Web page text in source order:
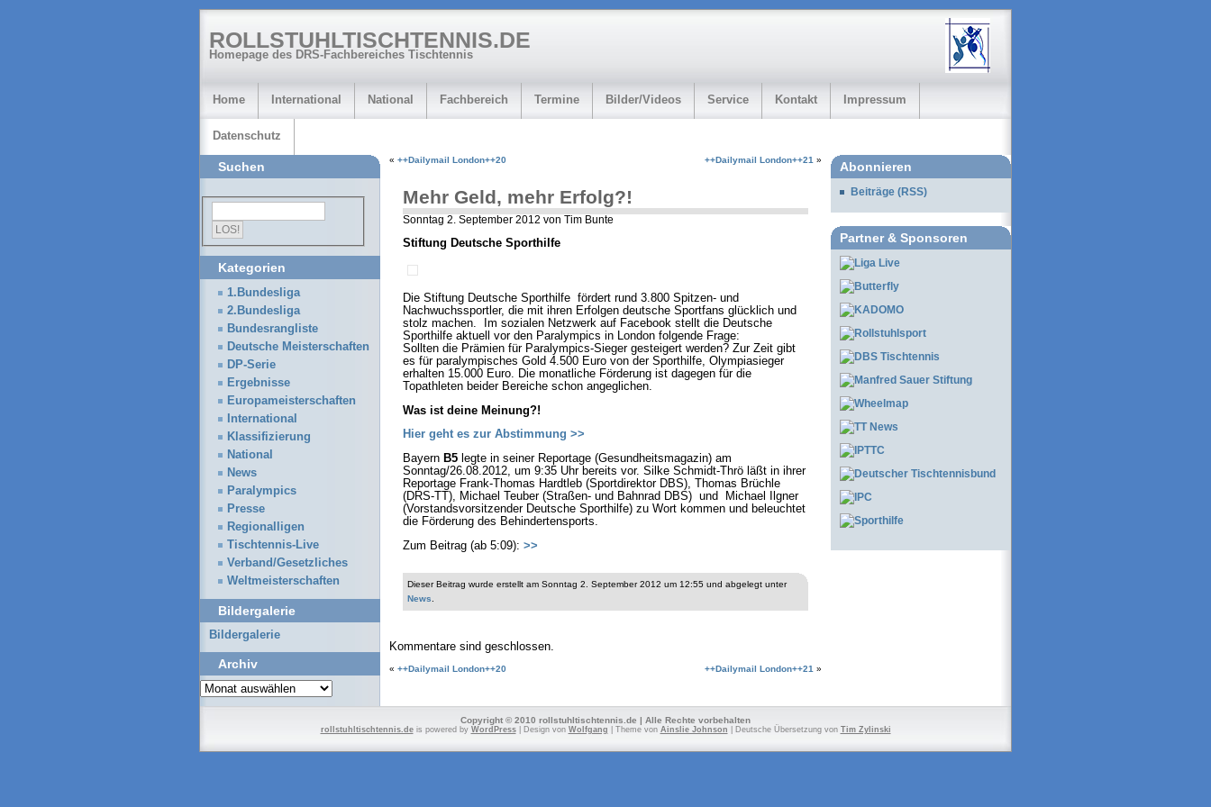
ROLLSTUHLTISCHTENNIS.DE
Homepage des DRS-Fachbereiches Tischtennis
Home International National Fachbereich Termine Bilder/Videos Service Kontakt Impressum
Datenschutz
« ++Dailymail London++20 ++Dailymail London++21 »
Mehr Geld, mehr Erfolg?!
Sonntag 2. September 2012 von Tim Bunte
Stiftung Deutsche Sporthilfe
Die Stiftung Deutsche Sporthilfe fördert rund 3.800 Spitzen- und
Nachwuchssportler, die mit ihren Erfolgen deutsche Sportfans glücklich und
stolz machen. Im sozialen Netzwerk auf Facebook stellt die Deutsche
Sporthilfe aktuell vor den Paralympics in London folgende Frage:
Sollten die Prämien für Paralympics-Sieger gesteigert werden? Zur Zeit gibt
es für paralympisches Gold 4.500 Euro von der Sporthilfe, Olympiasieger
erhalten 15.000 Euro. Die monatliche Förderung ist dagegen für die
Topathleten beider Bereiche schon angeglichen.
Was ist deine Meinung?!
Hier geht es zur Abstimmung >>
Bayern B5 legte in seiner Reportage (Gesundheitsmagazin) am
Sonntag/26.08.2012, um 9:35 Uhr bereits vor. Silke Schmidt-Thrö läßt in ihrer
Reportage Frank-Thomas Hardtleb (Sportdirektor DBS), Thomas Brüchle
(DRS-TT), Michael Teuber (Straßen- und Bahnrad DBS) und Michael Ilgner
(Vorstandsvorsitzender Deutsche Sporthilfe) zu Wort kommen und beleuchtet
die Förderung des Behindertensports.
Zum Beitrag (ab 5:09): >>
Dieser Beitrag wurde erstellt am Sonntag 2. September 2012 um 12:55 und abgelegt unter
News
Kommentare sind geschlossen.
« ++Dailymail London++20 ++Dailymail London++21 »
Suchen
Kategorien
1.Bundesliga
2.Bundesliga
Bundesrangliste
Deutsche Meisterschaften
DP-Serie
Ergebnisse
Europameisterschaften
International
Klassifizierung
National
News
Paralympics
Presse
Regionalligen
Tischtennis-Live
Verband/Gesetzliches
Weltmeisterschaften
Bildergalerie
Bildergalerie
Archiv
Archiv
Abonnieren
Beiträge (RSS)
Partner & Sponsoren
Copyright © 2010 rollstuhltischtennis.de | Alle Rechte vorbehalten
rollstuhltischtennis.deis powered by WordPress| Design von Wolfgang | Theme von Ainslie Johnson | Deutsche Übersetzung von Tim Zylinski